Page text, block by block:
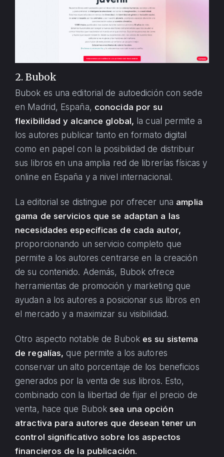
2. Bubok
Bubok es una editorial de autoedición con sede
en Madrid, España, conocida por su
flexibilidad y alcance global, la cual permite a
los autores publicar tanto en formato digital
como en papel con la posibilidad de distribuir
sus libros en una amplia red de librerías físicas y
online en España y a nivel internacional.
La editorial se distingue por ofrecer una amplia
gama de servicios que se adaptan a las
necesidades específicas de cada autor,
proporcionando un servicio completo que
permite a los autores centrarse en la creación
de su contenido. Además, Bubok ofrece
herramientas de promoción y marketing que
ayudan a los autores a posicionar sus libros en
el mercado y a maximizar su visibilidad.
Otro aspecto notable de Bubok es su sistema
de regalías, que permite a los autores
conservar un alto porcentaje de los beneficios
generados por la venta de sus libros. Esto,
combinado con la libertad de fijar el precio de
venta, hace que Bubok sea una opción
atractiva para autores que desean tener un
control significativo sobre los aspectos
financieros de la publicación.